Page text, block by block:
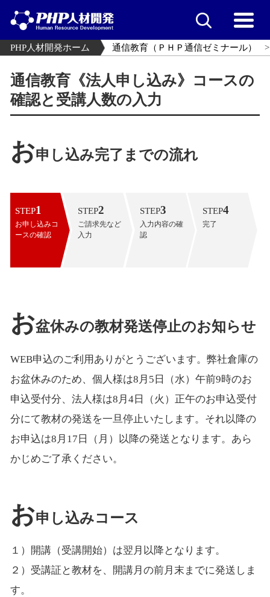
PHP人材開発ホーム 通信教育（ＰＨＰ通信ゼミナール）
通信教育《法人申し込み》コースの
確認と受講人数の入力
お申し込み完了までの流れ
STEP1
お申し込みコ
ースの確認
STEP2
ご請求先など
入力
STEP3
入力内容の確
認
STEP4
完了
お盆休みの教材発送停止のお知らせ
WEB申込のご利用ありがとうございます。弊社倉庫の
お盆休みのため、個人様は8月5日（水）午前9時のお
申込受付分、法人様は8月4日（火）正午のお申込受付
分にて教材の発送を一旦停止いたします。それ以降の
お申込は8月17日（月）以降の発送となります。あら
かじめご了承ください。
お申し込みコース
１）開講（受講開始）は翌月以降となります。
２）受講証と教材を、開講月の前月末までに発送しま
す。